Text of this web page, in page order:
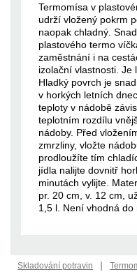
Termomísa v
udrží vložený pokrm
naopak chladný.
plastového termo
zaměstnání i na
izolační vlastnosti. Je
Hladký povrch je
v horkých letních
teploty v nádobě
teplotním rozdílu
nádoby. Před
zmrzliny, vložte
prodloužíte tím
jídla nalijte dovnitř
minutách vylijte.
pr. 20 cm, v. 12 cm,
1,5 l. Není vhodná do
Skladování potravin |